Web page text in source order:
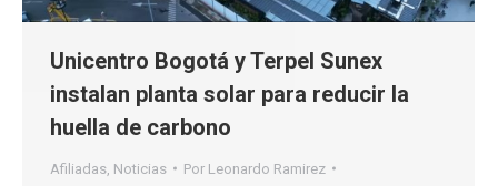
Unicentro Bogotá y Terpel Sunex
instalan planta solar para reducir la
huella de carbono
Afiliadas Noticias Por Leonardo Ramirez